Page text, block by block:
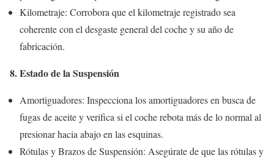
Kilometraje: Corrobora que el kilometraje registrado sea
coherente con el desgaste general del coche y su año de
fabricación.
8. Estado de la Suspensión
Amortiguadores: Inspecciona los amortiguadores en busca de
fugas de aceite y verifica si el coche rebota más de lo normal al
presionar hacia abajo en las esquinas.
Rótulas y Brazos de Suspensión: Asegúrate de que las rótulas y